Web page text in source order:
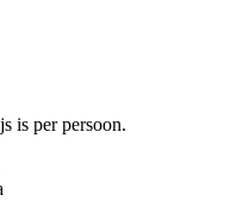
is per persoon.